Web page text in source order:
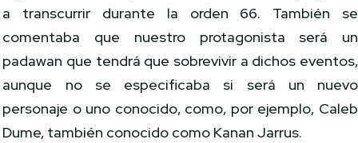
a transcurrir durante la orden 66. También se
comentaba que nuestro protagonista será un
padawan que tendrá que sobrevivir a dichos eventos,
aunque no se especificaba si será un nuevo
personaje o uno conocido, como, por ejemplo, Caleb
Dume, también conocido como Kanan Jarrus.